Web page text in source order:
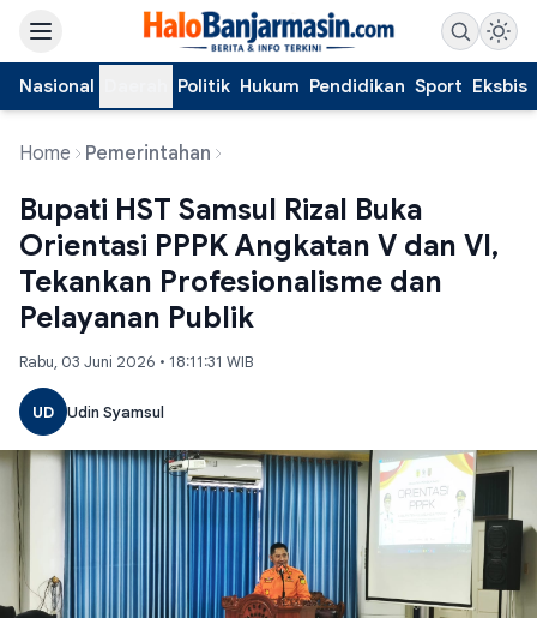
Nasional Politik Hukum Pendidikan Sport Eksbis
Home Pemerintahan
Bupati HST Samsul Rizal Buka
Orientasi PPPK Angkatan V dan VI,
Tekankan Profesionalisme dan
Pelayanan Publik
Rabu, 03 Juni 2026 • 18:11:31 WIB
UD Udin Syamsul